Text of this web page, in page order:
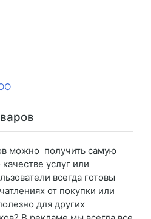
можно получить самую
услуг или
всегда готовы
от покупки или
для других